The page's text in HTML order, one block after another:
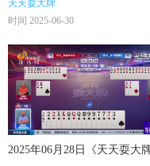
天天耍大牌
时间 2025-06-30
2025年06月28日《天天耍大牌